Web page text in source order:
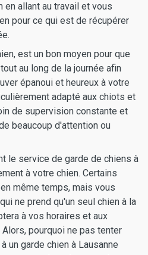
allant au travail et vous
pour ce qui est de récupérer
est un bon moyen pour que
au long de la journée afin
épanoui et heureux à votre
adapté aux chiots et
de supervision constante et
beaucoup d'attention ou
le service de garde de chiens à
à votre chien. Certains
même temps, mais vous
ne prend qu'un seul chien à la
à vos horaires et aux
pourquoi ne pas tenter
un garde chien à Lausanne